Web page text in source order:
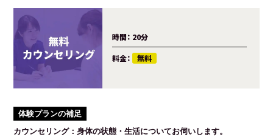
時間： 20分
料金： 無料
体験プランの補足
カウンセリング：身体の状態・生活についてお伺いします。